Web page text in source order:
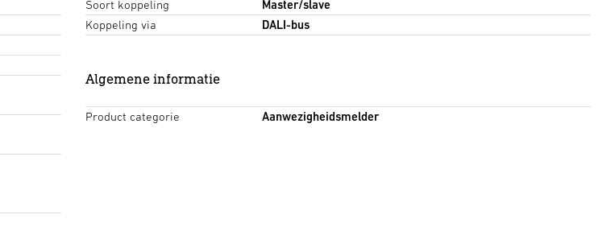
Soort koppeling
Master/slave
Koppeling via
DALI-bus
Algemene informatie
Product categorie Aanwezigheidsmelder